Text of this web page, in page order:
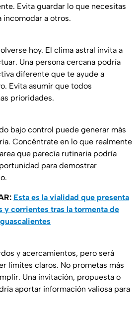
Evita guardar lo que necesitas
incomodar a otros.
hoy. El clima astral invita a
Una persona cercana podría
diferente que te ayude a
Evita asumir que todos
prioridades.
bajo control puede generar más
Concéntrate en lo que realmente
que parecía rutinaria podría
para demostrar
Esta es la vialidad que presenta
y corrientes tras la tormenta de
y acercamientos, pero será
límites claros. No prometas más
Una invitación, propuesta o
aportar información valiosa para